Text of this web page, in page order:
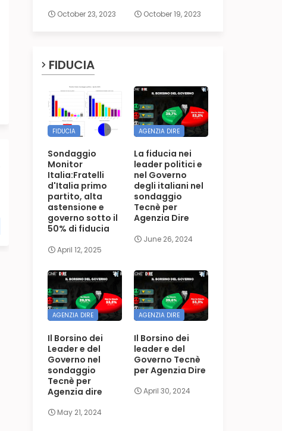
October 23, 2023 October 19, 2023
FIDUCIA
FIDUCIA
Sondaggio
Monitor
Italia:Fratelli
d'Italia primo
partito, alta
astensione e
governo sotto il
50% di fiducia
April 12, 2025
AGENZIA DIRE
La fiducia nei
leader politici e
nel Governo
degli italiani nel
sondaggio
Tecnè per
Agenzia Dire
June 26, 2024
AGENZIA DIRE
Il Borsino dei
Leader e del
Governo nel
sondaggio
Tecnè per
Agenzia dire
May 21, 2024
AGENZIA DIRE
Il Borsino dei
leader e del
Governo Tecnè
per Agenzia Dire
April 30, 2024